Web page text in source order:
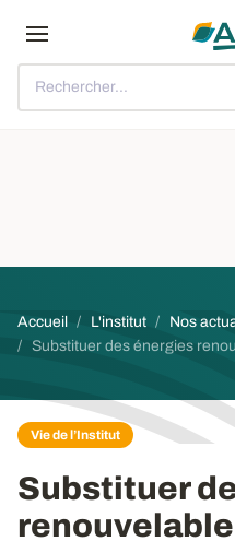
Rechercher...
Fil d'Ariane
Accueil L'institut
Nos
Substituer des énergies
Vie de l’Institut
Substituer